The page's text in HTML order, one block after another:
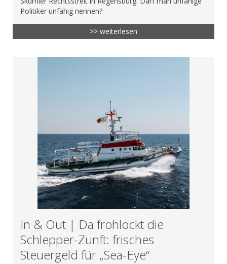
Politiker unfähig nennen?
>> weiterlesen
In & Out | Da frohlockt die
Schlepper-Zunft: frisches
Steuergeld für „Sea-Eye“